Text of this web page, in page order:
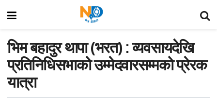
भिम बहादुर थापा (भरत) : व्यवसायदेखि
प्रतिनिधिसभाको उम्मेदवारसम्मको प्रेरक
यात्रा